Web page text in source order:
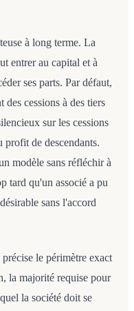
à long terme. La
entrer au capital et à
ses parts. Par défaut,
des cessions à des tiers
sur les cessions
profit de descendants.
modèle sans réfléchir à
tard qu'un associé a pu
sans l'accord
le périmètre exact
la majorité requise pour
la société doit se